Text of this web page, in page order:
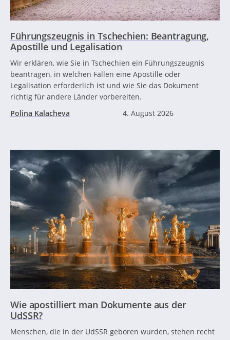
Führungszeugnis in Tschechien: Beantragung,
Apostille und Legalisation
Wir erklären, wie Sie in Tschechien ein Führungszeugnis
beantragen, in welchen Fällen eine Apostille oder
Legalisation erforderlich ist und wie Sie das Dokument
richtig für andere Länder vorbereiten.
Polina Kalacheva
4. August 2026
Wie apostilliert man Dokumente aus der
UdSSR?
Menschen, die in der UdSSR geboren wurden, stehen recht